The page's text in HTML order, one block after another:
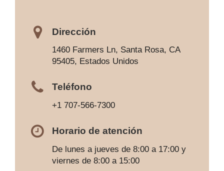
Dirección
1460 Farmers Ln, Santa Rosa, CA
95405, Estados Unidos
Teléfono
+1 707-566-7300
Horario de atención
De lunes a jueves de 8:00 a 17:00 y
viernes de 8:00 a 15:00